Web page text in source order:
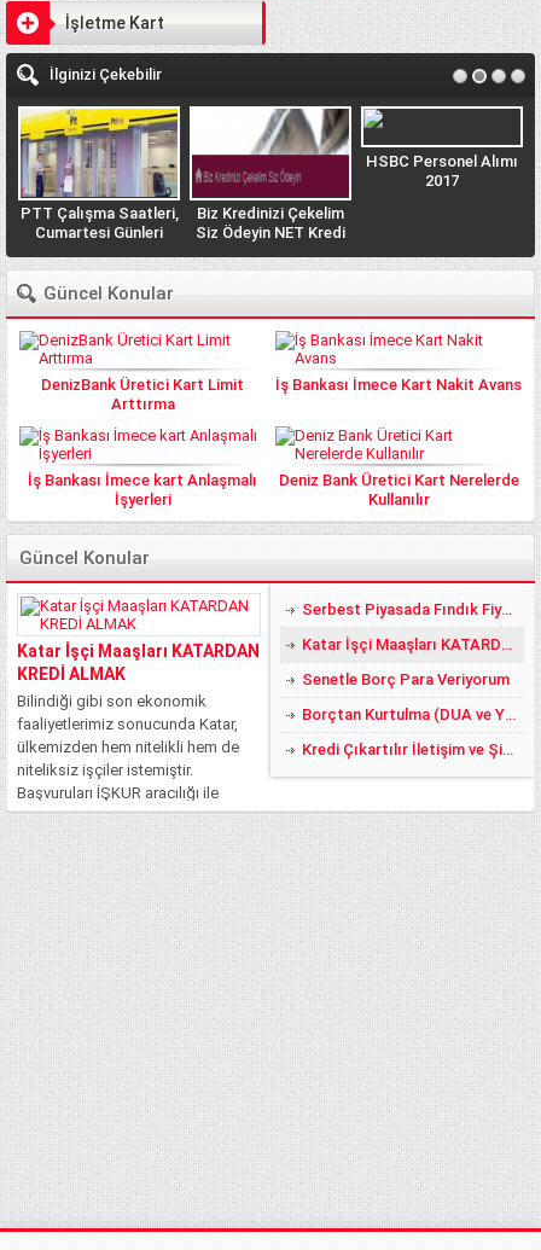
İşletme Kart
İlginizi Çekebilir
PTT Çalışma Saatleri,
Cumartesi Günleri
Olan Şubeler Hangisi?
Biz Kredinizi Çekelim
Siz Ödeyin NET Kredi
HSBC Personel Alımı
2017
Güncel Konular
DenizBank Üretici Kart Limit
Arttırma
İş Bankası İmece Kart Nakit Avans
İş Bankası İmece kart Anlaşmalı
İşyerleri
Deniz Bank Üretici Kart Nerelerde
Kullanılır
Güncel Konular
Katar İşçi Maaşları KATARDAN
KREDİ ALMAK
Bilindiği gibi son ekonomik
faaliyetlerimiz sonucunda Katar,
ülkemizden hem nitelikli hem de
niteliksiz işçiler istemiştir.
Başvuruları İŞKUR aracılığı ile
yapılan bu işler, ciddi şekilde
rağbet görmüştür. Fakat şu an
itibari ile bilinmeyen ve merak
edilen asıl konu, Katar’da işçi
maaşlarının...
Serbest Piyasada Fındık Fiyatları 2018 DE YÜZLER GÜLER:)
Katar İşçi Maaşları KATARDAN KREDİ ALMAK
Senetle Borç Para Veriyorum
Borçtan Kurtulma (DUA ve YÖNTEMLER)
Kredi Çıkartılır İletişim ve Şikayet